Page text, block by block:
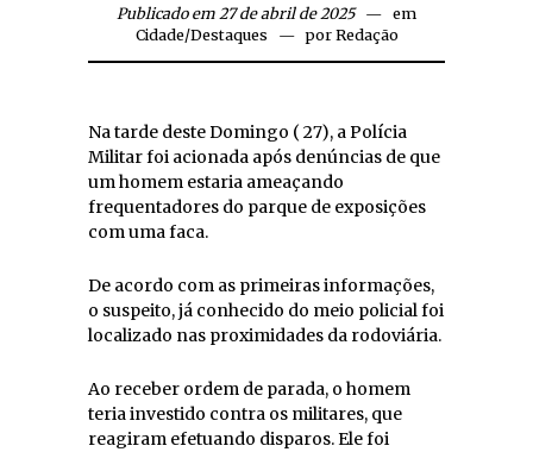
Publicado em 27 de abril de 2025
em
Cidade/Destaques por Redação
Na tarde deste Domingo ( 27), a Polícia
Militar foi acionada após denúncias de que
um homem estaria ameaçando
frequentadores do parque de exposições
com uma faca.
De acordo com as primeiras informações,
o suspeito, já conhecido do meio policial foi
localizado nas proximidades da rodoviária.
Ao receber ordem de parada, o homem
teria investido contra os militares, que
reagiram efetuando disparos. Ele foi